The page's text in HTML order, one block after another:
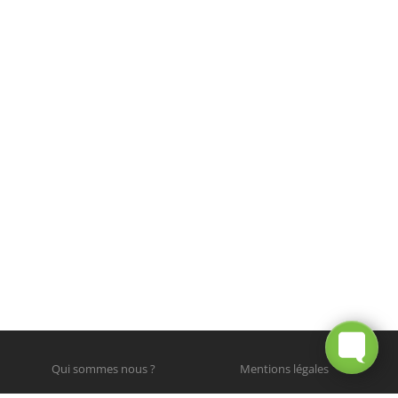
Qui sommes nous ? Mentions légales